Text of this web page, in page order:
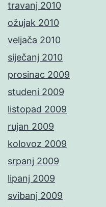
travanj 2010
ožujak 2010
veljača 2010
siječanj 2010
prosinac 2009
studeni 2009
listopad 2009
rujan 2009
kolovoz 2009
srpanj 2009
lipanj 2009
svibanj 2009